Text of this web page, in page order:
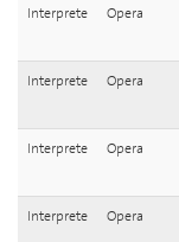
Interprete Opera
Interprete Opera
Interprete Opera
Interprete Opera